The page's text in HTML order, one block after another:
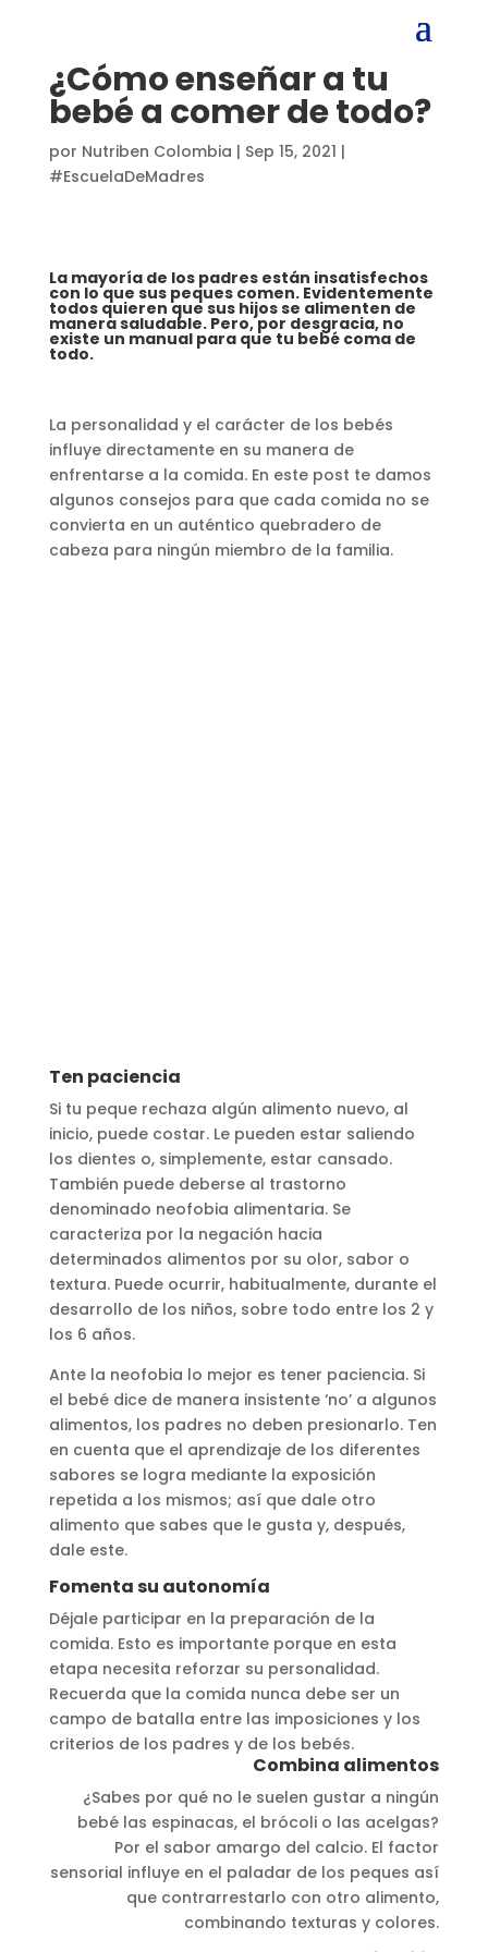
¿Cómo enseñar a tu
bebé a comer de todo?
por Nutriben Colombia | Sep 15, 2021 |
#EscuelaDeMadres
La mayoría de los padres están insatisfechos
con lo que sus peques comen. Evidentemente
todos quieren que sus hijos se alimenten de
manera saludable. Pero, por desgracia, no
existe un manual para que tu bebé coma de
todo.
La personalidad y el carácter de los bebés
influye directamente en su manera de
enfrentarse a la comida. En este post te damos
algunos consejos para que cada comida no se
convierta en un auténtico quebradero de
cabeza para ningún miembro de la familia.
Ten paciencia
Si tu peque rechaza algún alimento nuevo, al
inicio, puede costar. Le pueden estar saliendo
los dientes o, simplemente, estar cansado.
También puede deberse al trastorno
denominado neofobia alimentaria. Se
caracteriza por la negación hacia
determinados alimentos por su olor, sabor o
textura. Puede ocurrir, habitualmente, durante el
desarrollo de los niños, sobre todo entre los 2 y
los 6 años.
Ante la neofobia lo mejor es tener paciencia. Si
el bebé dice de manera insistente ‘no’ a algunos
alimentos, los padres no deben presionarlo. Ten
en cuenta que el aprendizaje de los diferentes
sabores se logra mediante la exposición
repetida a los mismos; así que dale otro
alimento que sabes que le gusta y, después,
dale este.
Fomenta su autonomía
Déjale participar en la preparación de la
comida. Esto es importante porque en esta
etapa necesita reforzar su personalidad.
Recuerda que la comida nunca debe ser un
campo de batalla entre las imposiciones y los
criterios de los padres y de los bebés.
Combina alimentos
¿Sabes por qué no le suelen gustar a ningún
bebé las espinacas, el brócoli o las acelgas?
Por el sabor amargo del calcio. El factor
sensorial influye en el paladar de los peques así
que contrarrestarlo con otro alimento,
combinando texturas y colores.